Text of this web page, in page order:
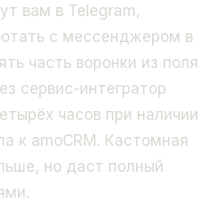
вам в Telegram,
с мессенджером в
часть воронки из поля
сервис-интегратор
часов при наличии
к amoCRM. Кастомная
но даст полный